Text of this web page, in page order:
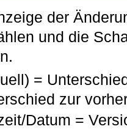
der
und die
=
zur
Datum =